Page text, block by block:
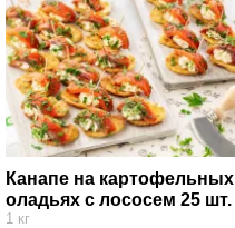
Канапе на картофельных
оладьях с лососем 25 шт.
1 кг